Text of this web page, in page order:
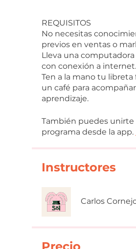
REQUISITOS
No necesitas
previos en ventas o
Lleva una computadora
con conexión a internet.
Ten a la mano tu libreta
un café para
aprendizaje.
También puedes unirte
programa desde la app.
Instructores
Carlos